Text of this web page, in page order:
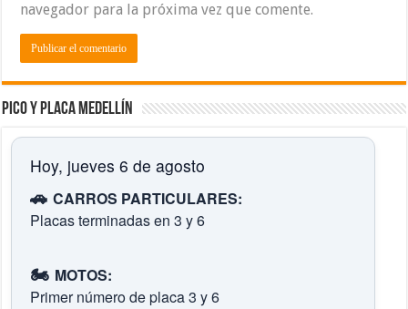
navegador para la próxima vez que comente.
Pico y placa Medellín
Hoy, jueves 6 de agosto
🚗 CARROS PARTICULARES:
Placas terminadas en 3 y 6
🏍️ MOTOS:
Primer número de placa 3 y 6